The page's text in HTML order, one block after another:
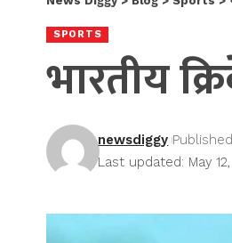
SPORTS
भारतीय
Last updated: May
newsdiggy